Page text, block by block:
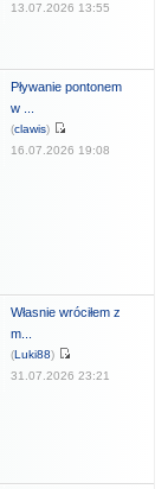
13.07.2026 13:55
Pływanie pontonem
w ...
(clawis)
16.07.2026 19:08
Własnie wróciłem z
m...
(Luki88)
31.07.2026 23:21